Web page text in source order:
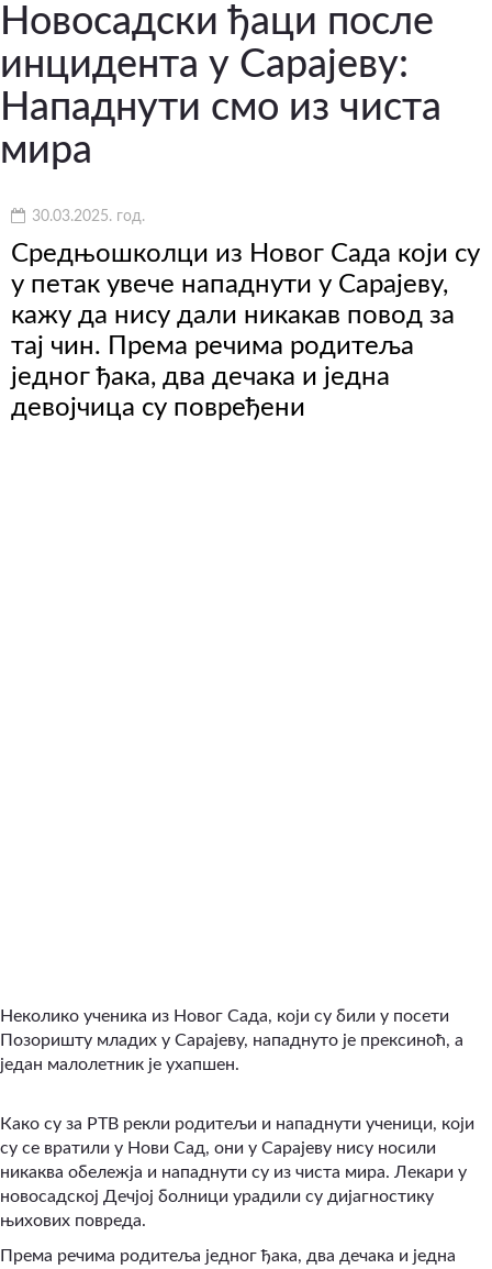
Новосадски ђаци после
инцидента у Сарајеву:
Нападнути смо из чиста
мира
30.03.2025. год.
Средњошколци из Новог Сада који су
у петак увече нападнути у Сарајеву,
кажу да нису дали никакав повод за
тај чин. Према речима родитеља
једног ђака, два дечака и једна
девојчица су повређени
Неколико ученика из Новог Сада, који су били у посети
Позоришту младих у Сарајеву, нападнуто је прексиноћ, а
један малолетник је ухапшен.
Како су за РТВ рекли родитељи и нападнути ученици, који
су се вратили у Нови Сад, они у Сарајеву нису носили
никаква обележја и нападнути су из чиста мира. Лекари у
новосадској Дечјој болници урадили су дијагностику
њихових повреда.
Према речима родитеља једног ђака, два дечака и једна